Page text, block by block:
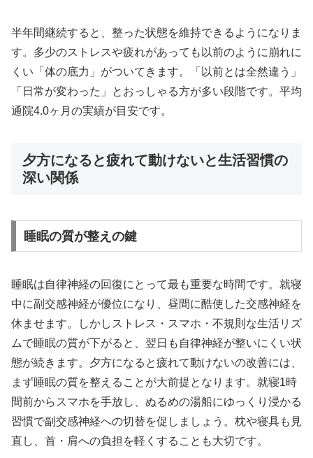
半年間継続すると、整った状態を維持できるようになりま
す。多少のストレスや疲れがあっても以前のように崩れに
くい「体の底力」がついてきます。「以前とは全然違う」
「日常が変わった」とおっしゃる方が多い段階です。平均
通院4.0ヶ月の実績が目安です。
夕方になると疲れて動けないと生活習慣の
深い関係
睡眠の質が整えの鍵
睡眠は自律神経の回復にとって最も重要な時間です。就寝
中に副交感神経が優位になり、昼間に酷使した交感神経を
休ませます。しかしストレス・スマホ・不規則な生活リズ
ムで睡眠の質が下がると、翌日も自律神経が整いにくい状
態が続きます。夕方になると疲れて動けないの改善には、
まず睡眠の質を整えることが大前提となります。就寝1時
間前からスマホを手放し、ぬるめの湯船にゆっくり浸かる
習慣で副交感神経への切替を促しましょう。枕や寝具も見
直し、首・肩への負担を軽くすることも大切です。